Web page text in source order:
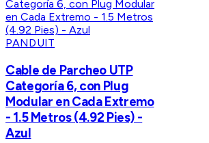
PANDUIT
Cable de Parcheo UTP
Categoría 6, con Plug
Modular en Cada Extremo
- 1.5 Metros (4.92 Pies) -
Azul